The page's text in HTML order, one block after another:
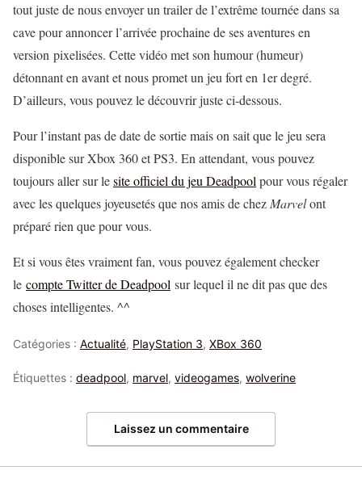
tout juste de nous envoyer un trailer de l’extrême tournée dans sa
cave pour annoncer l’arrivée prochaine de ses aventures en
version pixelisées. Cette vidéo met son humour (humeur)
détonnant en avant et nous promet un jeu fort en 1er degré.
D’ailleurs, vous pouvez le découvrir juste ci-dessous.
Pour l’instant pas de date de sortie mais on sait que le jeu sera
disponible sur Xbox 360 et PS3. En attendant, vous pouvez
toujours aller sur lesite officiel du jeu Deadpool pour vous régaler
avec les quelques joyeusetés que nos amis de chez Marvelont
préparé rien que pour vous.
Et si vous êtes vraiment fan, vous pouvez également checker
le compte Twitter de Deadpool sur lequel il ne dit pas que des
choses intelligentes. ^^
Catégories : Actualité, PlayStation 3, XBox 360
Étiquettes : deadpool, marvel, videogames, wolverine
Laissez un commentaire